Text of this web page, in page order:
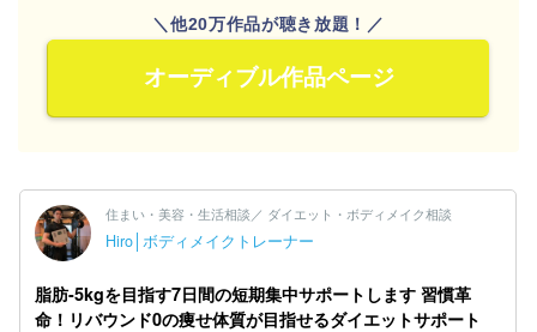
＼他20万作品が聴き放題！／
オーディブル作品ページ